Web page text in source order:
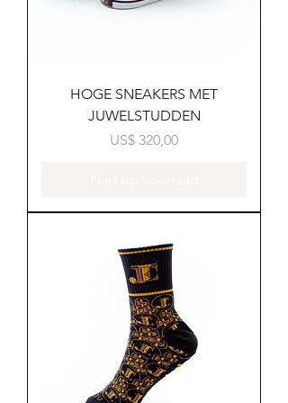
HOGE SNEAKERS MET
JUWELSTUDDEN
Prijs
US$ 320,00